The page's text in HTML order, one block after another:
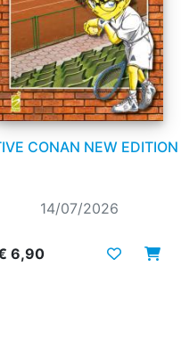
CONAN NEW EDITION
14/07/2026
6,90